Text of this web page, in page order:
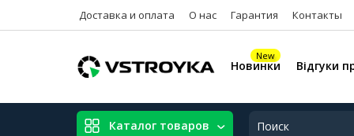
Доставка и оплата О нас Гарантия Контакты
New
Новинки Відгуки
Каталог товаров